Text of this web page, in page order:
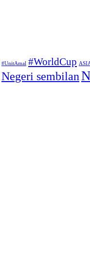
#UnitAmal #WorldCup
Negeri sembilan